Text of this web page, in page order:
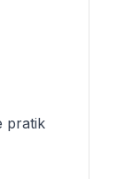
pratik